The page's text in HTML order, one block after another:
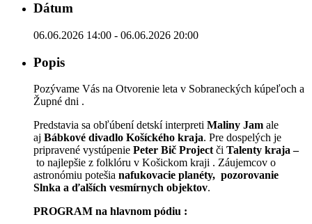
Dátum
06.06.2026 14:00 - 06.06.2026 20:00
Popis
Pozývame Vás na Otvorenie leta v Sobraneckých kúpeľoch a
Župné dni .
Predstavia sa obľúbení detskí interpreti Maliny Jam ale
aj Bábkové divadlo Košíckého kraja. Pre dospelých je
pripravené vystúpenie Peter Bič Projectči Talenty kraja –
to najlepšie z folklóru v Košickom kraji . Záujemcov o
astronómiu potešia nafukovacie planéty, pozorovanie
Slnka a ďalších vesmírnych objektov.
PROGRAM na hlavnom pódiu :